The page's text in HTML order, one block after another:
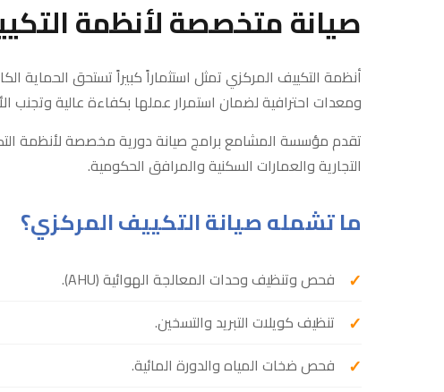
صيانة متخصصة لأنظمة
أنظمة التكييف المركزي تمثل استثماراً كبيراً تستحق الحماية
ومعدات احترافية لضمان استمرار عملها بكفاءة عالية وتجنب
تقدم مؤسسة المشامع برامج صيانة دورية مخصصة لأنظمة
التجارية والعمارات السكنية والمرافق الحكومية.
ما تشمله صيانة التكييف المركزي؟
فحص وتنظيف وحدات المعالجة الهوائية (AHU).
تنظيف كويلات التبريد والتسخين.
فحص ضخات المياه والدورة المائية.